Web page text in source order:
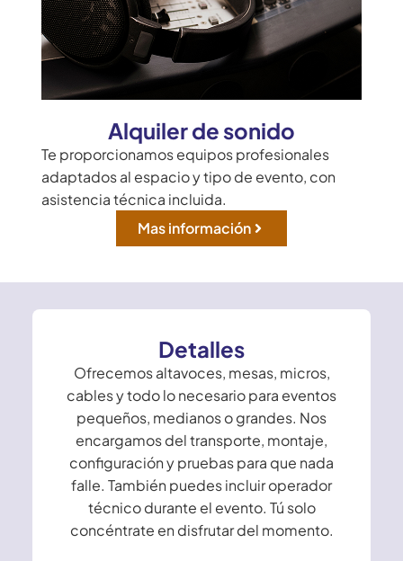
Alquiler de sonido
Te proporcionamos equipos profesionales
adaptados al espacio y tipo de evento, con
asistencia técnica incluida.
Mas información
Detalles
Ofrecemos altavoces, mesas, micros,
cables y todo lo necesario para eventos
pequeños, medianos o grandes. Nos
encargamos del transporte, montaje,
configuración y pruebas para que nada
falle. También puedes incluir operador
técnico durante el evento. Tú solo
concéntrate en disfrutar del momento.